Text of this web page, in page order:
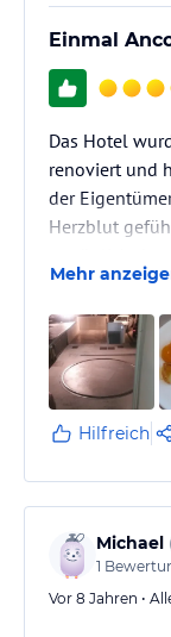
Einmal
Das Hotel
renoviert und
der
Herzblut
kurze Wege
Kosten. Das
Deutschen
sich auch
Hochsaison
Mehr
Hilfreich
Michael
1
Vor 8 Jahren •